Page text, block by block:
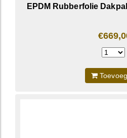
EPDM Rubberfolie